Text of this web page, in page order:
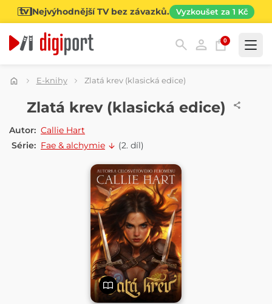
Nejvýhodnější TV bez závazků. Vyzkoušet za 1 Kč
0
Kategorie
E-knihy Zlatá krev (klasická edice)
E-KNIHAZlatá krev (klasická edice)
Autor: Callie Hart
Série: Fae & alchymie (2. díl)